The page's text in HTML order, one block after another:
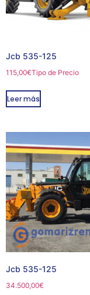
Jcb 535-125
115,00€Tipo de Precio
Leer más
Jcb 535-125
34.500,00€